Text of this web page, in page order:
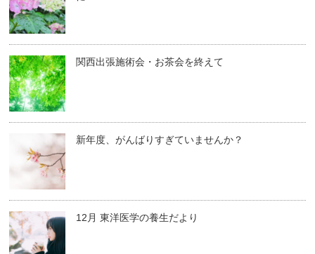
関西出張施術会・お茶会を終えて
新年度、がんばりすぎていませんか？
12月 東洋医学の養生だより